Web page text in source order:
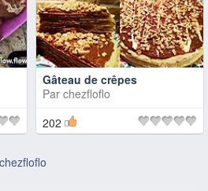
Gâteau de crêpes
Par chezfloflo
202